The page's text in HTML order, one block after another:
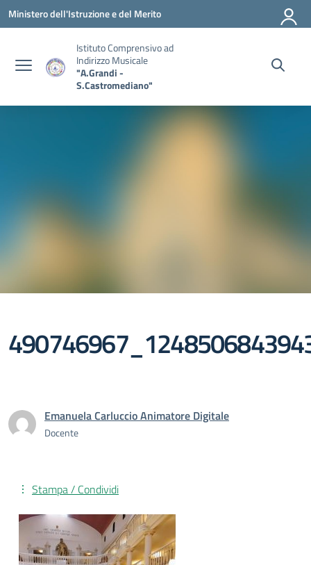
Vai ai contenuti
Vai al menu di navigazione
Vai al footer
Ministero dell'Istruzione e del Merito
Istituto Comprensivo ad
Indirizzo Musicale
"A.Grandi -
S.Castromediano"
Emanuela Carluccio Animatore Digitale
Docente
Stampa / Condividi